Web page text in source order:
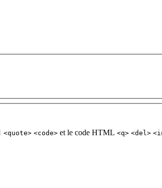
<quote> <code> et le code HTML <q> <del>